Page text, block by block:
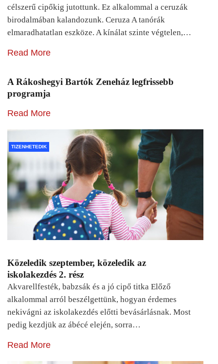
célszerű cipőkig jutottunk. Ez alkalommal a ceruzák
birodalmában kalandozunk. Ceruza A tanórák
elmaradhatatlan eszköze. A kínálat szinte végtelen,…
Read More
A Rákoshegyi Bartók Zeneház legfrissebb
programja
Read More
TIZENHETEDIK
Közeledik szeptember, közeledik az
iskolakezdés 2. rész
Akvarellfesték, babzsák és a jó cipő titka Előző
alkalommal arról beszélgettünk, hogyan érdemes
nekivágni az iskolakezdés előtti bevásárlásnak. Most
pedig kezdjük az ábécé elején, sorra…
Read More